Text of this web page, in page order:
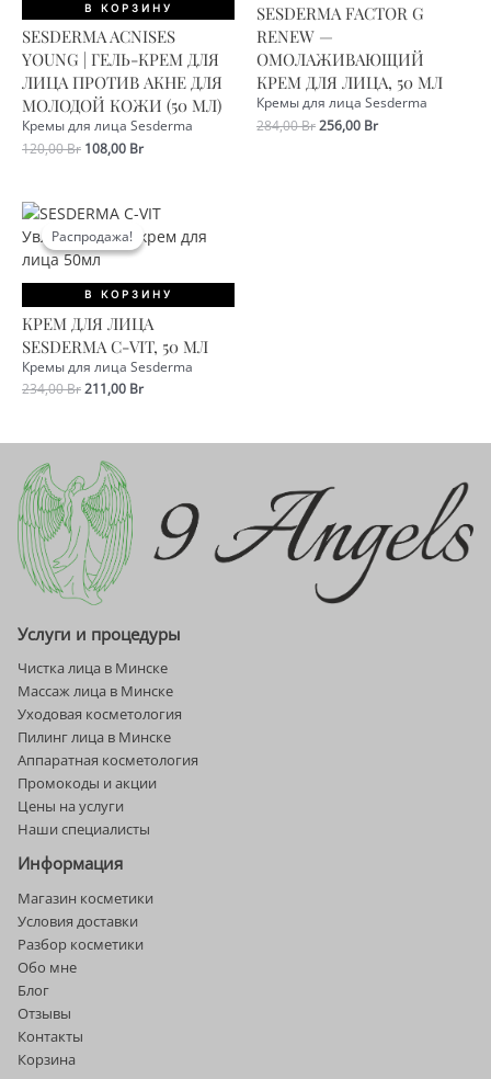
В КОРЗИНУ
SESDERMA ACNISES
YOUNG | ГЕЛЬ-КРЕМ ДЛЯ
ЛИЦА ПРОТИВ АКНЕ ДЛЯ
МОЛОДОЙ КОЖИ (50 МЛ)
Кремы для лица Sesderma
120,00Br Первоначальная
108,00 BrТекущая
SESDERMA FACTOR G
RENEW —
ОМОЛАЖИВАЮЩИЙ
КРЕМ ДЛЯ ЛИЦА, 50 МЛ
Кремы для лица Sesderma
284,00BrПервоначальная
256,00 BrТекущая
Распродажа!
Распродажа!
В КОРЗИНУ
КРЕМ ДЛЯ ЛИЦА
SESDERMA C-VIT, 50 МЛ
Кремы для лица Sesderma
234,00BrПервоначальная
234,00 Br.
211,00 BrТекущая
Услуги и процедуры
Чистка лица в Минске
Массаж лица в Минске
Уходовая косметология
Пилинг лица в Минске
Аппаратная косметология
Промокоды и акции
Цены на услуги
Наши специалисты
Информация
Магазин косметики
Условия доставки
Разбор косметики
Обо мне
Блог
Отзывы
Контакты
Корзина